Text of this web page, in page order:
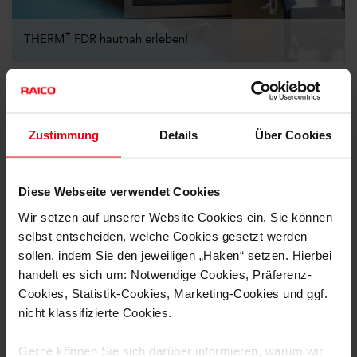
Zustimmung Details Über Cookies
Diese Webseite verwendet Cookies
Wir setzen auf unserer Website Cookies ein. Sie können
selbst entscheiden, welche Cookies gesetzt werden
sollen, indem Sie den jeweiligen „Haken“ setzen. Hierbei
handelt es sich um: Notwendige Cookies, Präferenz-
Cookies, Statistik-Cookies, Marketing-Cookies und ggf.
nicht klassifizierte Cookies.
Gerne können Sie sich darüber informieren, warum wir
THERM + FDR hautnah erleben!
AUSBLICK
Das Feedback war eindeutig – und Geschäftsführer Hagen
Weber denkt bereits an eine Fortsetzung:
ausbauen und aufbauen werden."
MEHR ZU THERM+FDR
Produktnews THERM FDR
Broschüre für Architekten (PDF)
Broschüre für Verarbeiter (PDF)
DEN AFTERMOVIE ZUM ERSTEN RAICO LAB GIBT ES